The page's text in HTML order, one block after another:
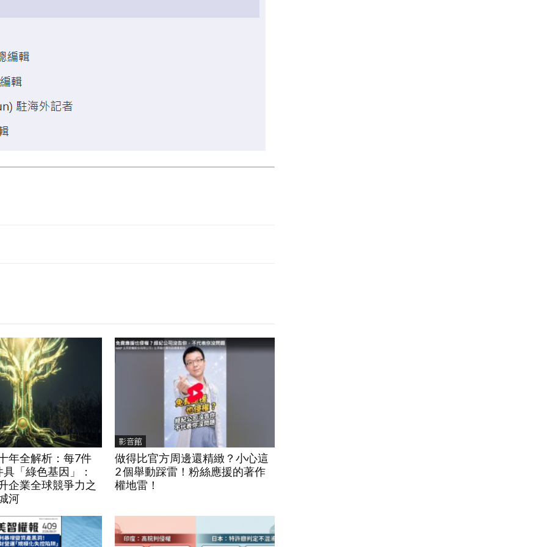
年全解析：每7件
「綠色基因」：
企業全球競爭力之
河
影音館
做得比官方周邊還精緻？小心這
2 個舉動踩雷！粉絲應援的著作
權地雷！